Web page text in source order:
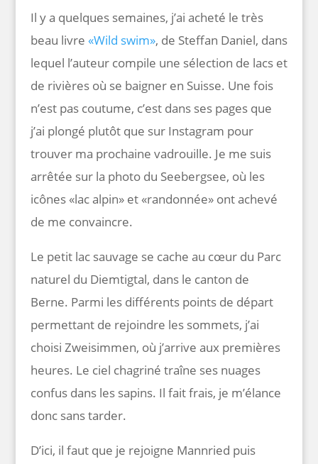
Il y a quelques semaines, j’ai acheté le très
beau livre «Wild swim», de Steffan Daniel, dans
lequel l’auteur compile une sélection de lacs et
de rivières où se baigner en Suisse. Une fois
n’est pas coutume, c’est dans ses pages que
j’ai plongé plutôt que sur Instagram pour
trouver ma prochaine vadrouille. Je me suis
arrêtée sur la photo du Seebergsee, où les
icônes «lac alpin» et «randonnée» ont achevé
de me convaincre.
Le petit lac sauvage se cache au cœur du Parc
naturel du Diemtigtal, dans le canton de
Berne. Parmi les différents points de départ
permettant de rejoindre les sommets, j’ai
choisi Zweisimmen, où j’arrive aux premières
heures. Le ciel chagriné traîne ses nuages
confus dans les sapins. Il fait frais, je m’élance
donc sans tarder.
D’ici, il faut que je rejoigne Mannried puis